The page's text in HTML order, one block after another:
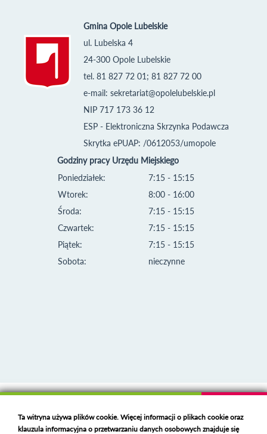
Gmina Opole Lubelskie
ul. Lubelska 4
24-300 Opole Lubelskie
tel. 81 827 72 01; 81 827 72 00
e-mail: sekretariat@opolelubelskie.pl
NIP 717 173 36 12
ESP - Elektroniczna Skrzynka Podawcza
Skrytka ePUAP: /0612053/umopole
Godziny pracy Urzędu Miejskiego
Poniedziałek:
Wtorek:
Środa:
Czwartek:
Piątek:
Sobota:
7:15 - 15:15
8:00 - 16:00
7:15 - 15:15
7:15 - 15:15
7:15 - 15:15
nieczynne
Deklaracja dostępności
Ta witryna używa plików cookie. Więcej informacji o plikach cookie oraz
klauzula informacyjna o przetwarzaniu danych osobowych znajduje się